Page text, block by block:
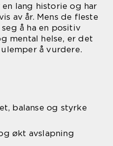
lang historie og har
av år. Mens de fleste
å ha en positiv
mental helse, er det
å vurdere.
balanse og styrke
økt avslapning